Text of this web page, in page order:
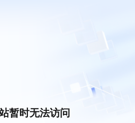
暂时无法访问